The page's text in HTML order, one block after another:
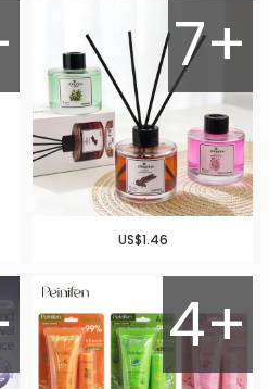
7+
US$1.46
4+